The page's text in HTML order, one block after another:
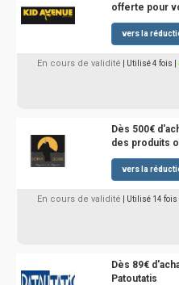
offerte pour
vers la
En cours de validité | Utilisé 4 fois
Dès 500€
des produits
vers la
En cours de validité | Utilisé 14 fois
Dès 89€
Patoutatis